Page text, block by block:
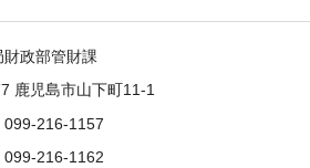
政部管財課
鹿児島市山下町11-1
099-216-1157
099-216-1162